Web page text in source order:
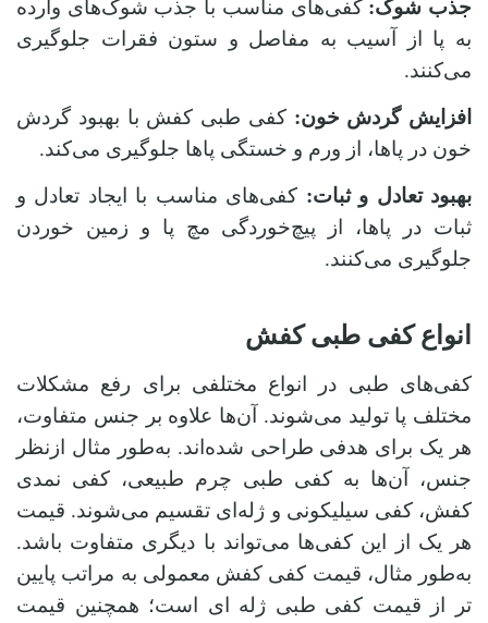
جذب شوک: کفی‌های مناسب با جذب شوک‌های وارده
به پا از آسیب به مفاصل و ستون فقرات جلوگیری
می‌کنند.
افزایش گردش خون: کفی طبی کفش با بهبود گردش
خون در پاها، از ورم و خستگی پاها جلوگیری می‌کند.
بهبود تعادل و ثبات: کفی‌های مناسب با ایجاد تعادل و
ثبات در پاها، از پیچ‌خوردگی مچ پا و زمین‌ خوردن
جلوگیری می‌کنند.
انواع کفی طبی کفش
کفی‌های طبی در انواع مختلفی برای رفع مشکلات
مختلف پا تولید می‌شوند. آن‌ها علاوه‌ بر جنس متفاوت،
هر یک برای هدفی طراحی شده‌اند. به‌طور مثال ازنظر
جنس، آن‌ها به کفی طبی چرم طبیعی، کفی نمدی
کفش، کفی سیلیکونی و ژله‌ای تقسیم می‌شوند. قیمت
هر یک از این کفی‌ها می‌تواند با دیگری متفاوت باشد.
به‌طور مثال، قیمت کفی کفش معمولی به‌ مراتب پایین‌
تر از قیمت کفی طبی ژله‌ ای است؛ همچنین قیمت